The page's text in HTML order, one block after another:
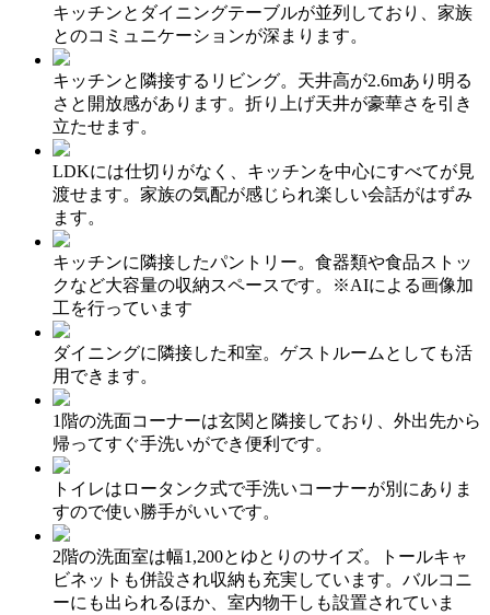
キッチンとダイニングテーブルが並列しており、家族
とのコミュニケーションが深まります。
キッチンと隣接するリビング。天井高が2.6mあり明る
さと開放感があります。折り上げ天井が豪華さを引き
立たせます。
LDKには仕切りがなく、キッチンを中心にすべてが見
渡せます。家族の気配が感じられ楽しい会話がはずみ
ます。
キッチンに隣接したパントリー。食器類や食品ストッ
クなど大容量の収納スペースです。※AIによる画像加
工を行っています
ダイニングに隣接した和室。ゲストルームとしても活
用できます。
1階の洗面コーナーは玄関と隣接しており、外出先から
帰ってすぐ手洗いができ便利です。
トイレはロータンク式で手洗いコーナーが別にありま
すので使い勝手がいいです。
2階の洗面室は幅1,200とゆとりのサイズ。トールキャ
ビネットも併設され収納も充実しています。バルコニ
ーにも出られるほか、室内物干しも設置されていま